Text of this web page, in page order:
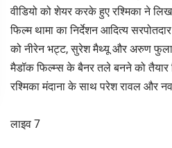
वीडियो को शेयर करके हुए रश्मिका ने
फिल्म थामा का निर्देशन आदित्य
को नीरेन भट्ट, सुरेश मैथ्यू और अरुण
मैडॉक फिल्म्स के बैनर तले बनने को तैयार
रश्मिका मंदाना के साथ परेश रावल और
लाइव 7